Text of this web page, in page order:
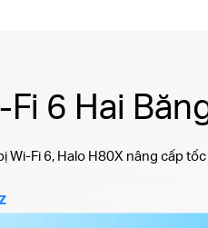
Fi 6 Hai
Wi-Fi 6, Halo H80X nâng cấp